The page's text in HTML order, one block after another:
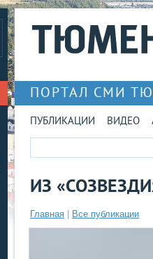
ПОРТАЛ СМИ
ПУБЛИКАЦИИ ВИДЕО
ИЗ
Главная Все публикации